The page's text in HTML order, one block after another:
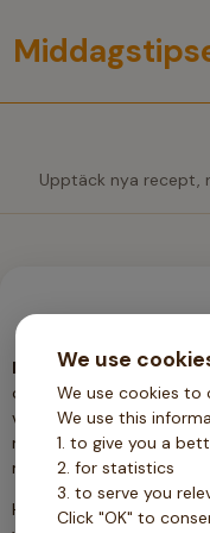
Upptäck nya recept,
Middagstipset
och undrat: "Vad ska vi
vardagslivet kan vara
nya, goda och enkla
middagsplaneringen
Här på Middagstipset
We use
We use cookies
We use this
1. to give you a
2. for statistics
3. to serve you
Click "OK" to